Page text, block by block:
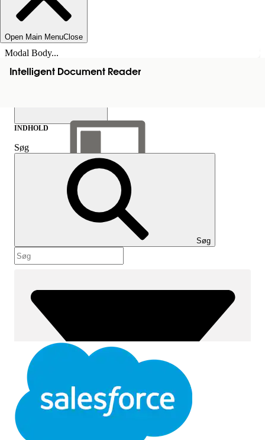
Open Main MenuClose
Modal Body...
Intelligent Document Reader
Vis indholdsfortegnelse
Indhold
INDHOLD
Søg
Søg